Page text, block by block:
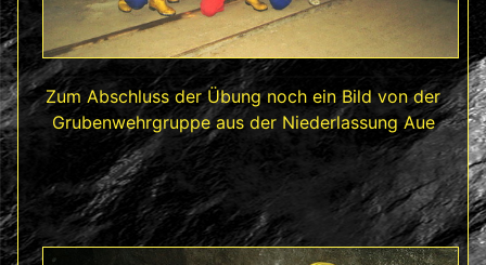
Zum Abschluss der Übung noch ein Bild von der
Grubenwehrgruppe aus der Niederlassung Aue